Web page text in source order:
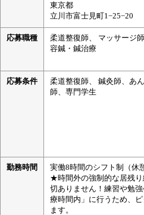
【柔道整復師】 新しく来院される患者
ドで経験値が積めます。
【鍼灸師】 自費率90％！鍼を希望され
【あん摩マッサージ指圧師】 訪問だけ
体や小顔矯正も学べます。
東京都
立川市富士見町1−25−20
応募職種
柔道整復師、 マッサージ
容鍼・鍼治療
応募条件
柔道整復師、 鍼灸師、あ
師、専門学生
勤務時間
実働8時間のシフト制（休
★時間外の強制的な居残
切ありません！練習や勉
療時間内」に行うため、
ます。